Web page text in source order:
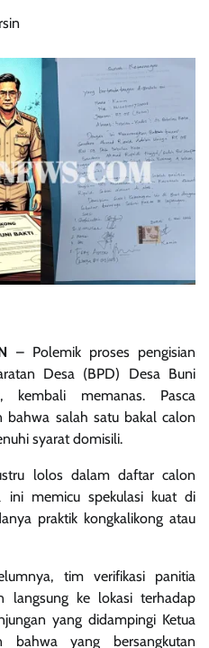
– Polemik proses pengisian
Desa (BPD) Desa Buni
kembali memanas. Pasca
bahwa salah satu bakal calon
syarat domisili.
lolos dalam daftar calon
ini memicu spekulasi kuat di
praktik kongkalikong atau
tim verifikasi panitia
langsung ke lokasi terhadap
yang didampingi Ketua
bahwa yang bersangkutan